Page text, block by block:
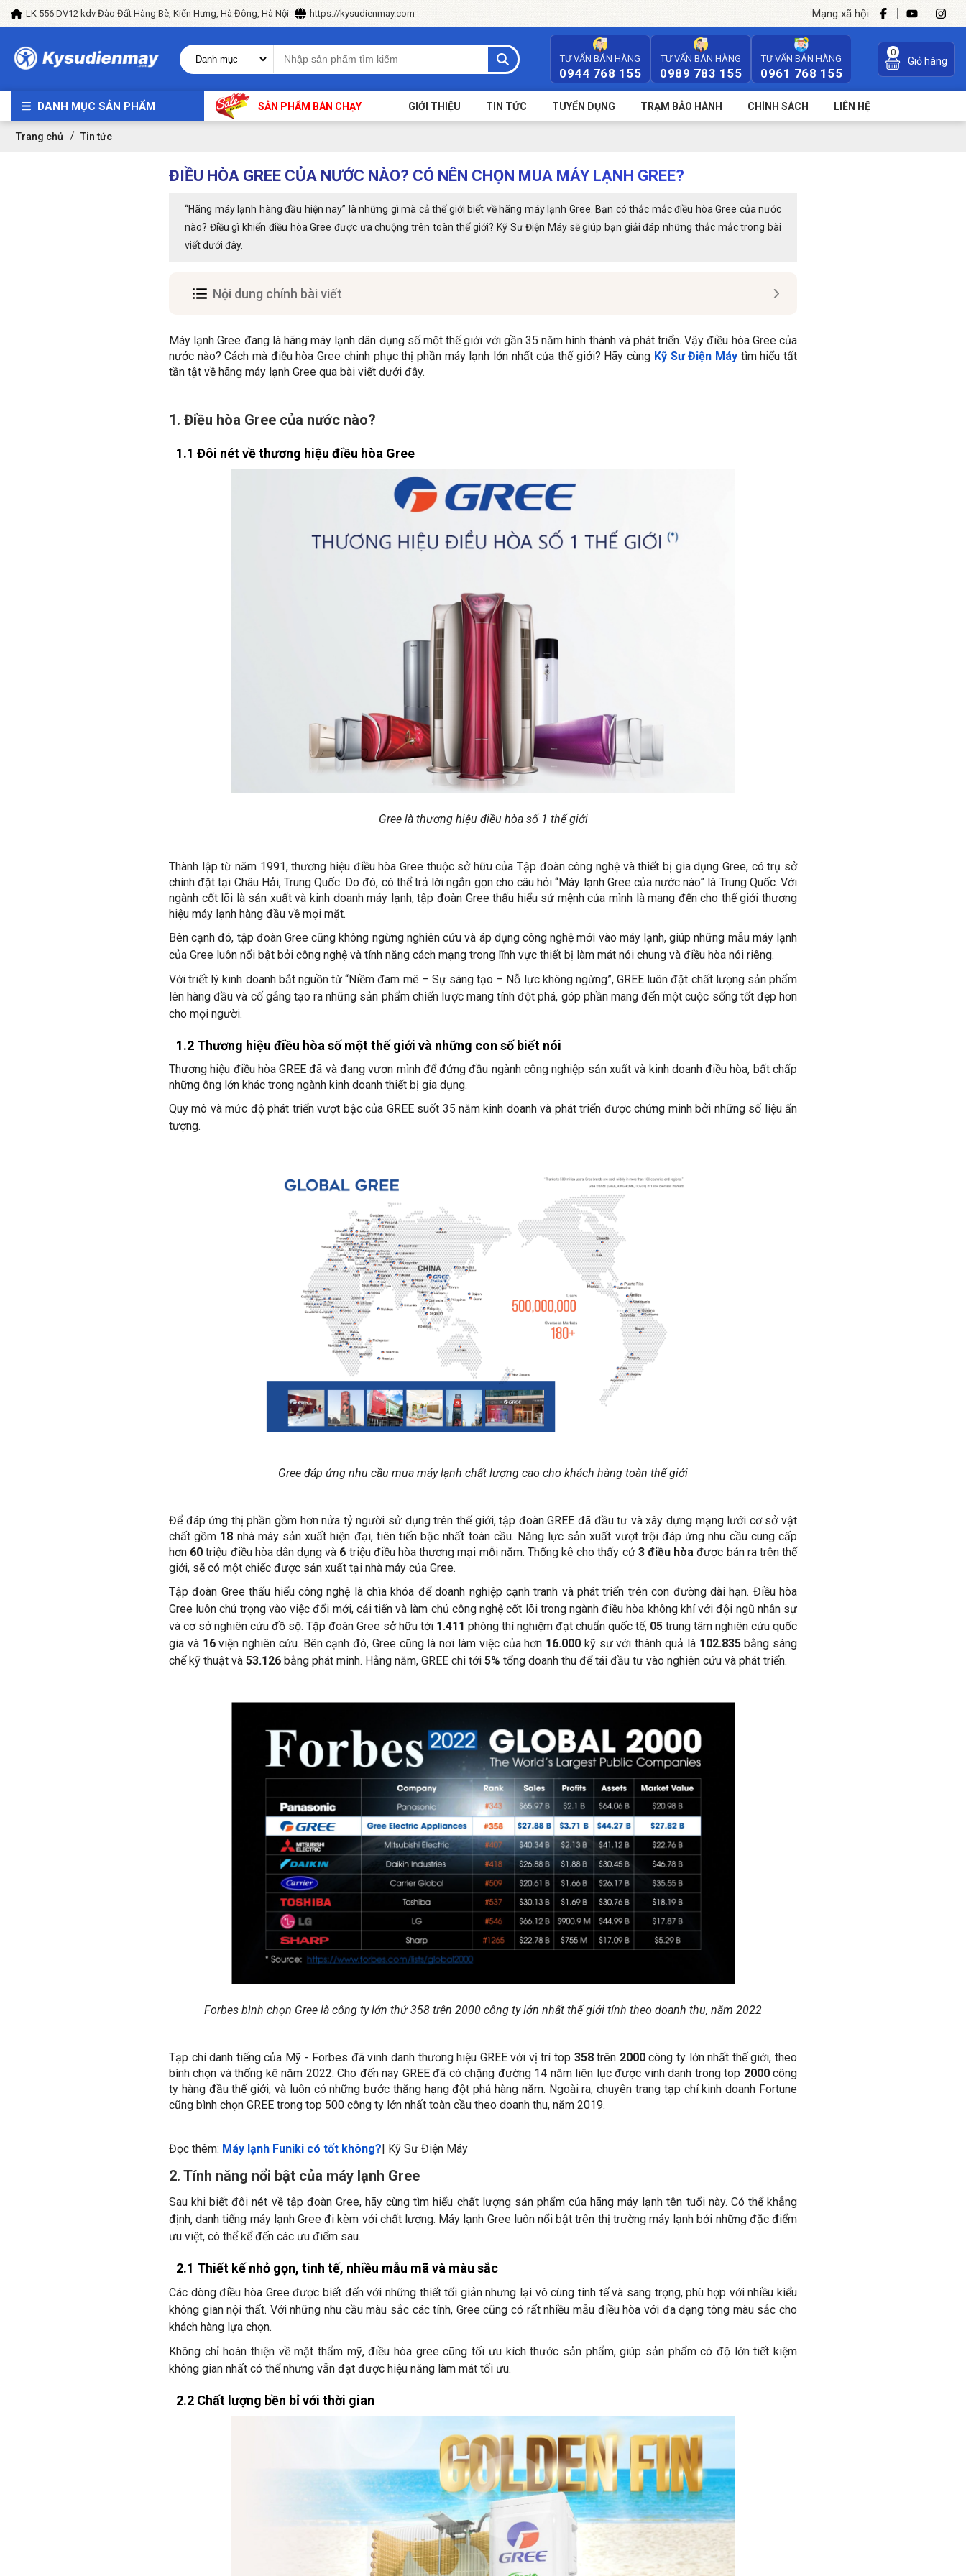
LK 556 DV12 kdv Đào Đất Hàng Bè, Kiến Hưng, Hà Đông, Hà Nội https://kysudienmay.com Mạng xã hội
TƯ VẤN BÁN HÀNG
0944 768 155
TƯ VẤN BÁN HÀNG
0989 783 155
TƯ VẤN BÁN HÀNG
0961 768 155
0
Giỏ hàng
DANH MỤC SẢN PHẨM SẢN PHẨM BÁN CHẠY GIỚI THIỆU TIN TỨC TUYỂN DỤNG TRẠM BẢO HÀNH CHÍNH SÁCH LIÊN HỆ
Trang chủ Tin tức
ĐIỀU HÒA GREE CỦA NƯỚC NÀO? CÓ NÊN CHỌN MUA MÁY LẠNH GREE?
“Hãng máy lạnh hàng đầu hiện nay” là những gì mà cả thế giới biết về hãng máy lạnh Gree. Bạn có thắc mắc điều hòa Gree của nước
nào? Điều gì khiến điều hòa Gree được ưa chuộng trên toàn thế giới? Kỹ Sư Điện Máy sẽ giúp bạn giải đáp những thắc mắc trong bài
viết dưới đây.
Nội dung chính bài viết
Máy lạnh Gree đang là hãng máy lạnh dân dụng số một thế giới với gần 35 năm hình thành và phát triển. Vậy điều hòa Gree của
nước nào? Cách mà điều hòa Gree chinh phục thị phần máy lạnh lớn nhất của thế giới? Hãy cùng Kỹ Sư Điện Máytìm hiểu tất
tần tật về hãng máy lạnh Gree qua bài viết dưới đây.
1. Điều hòa Gree của nước nào?
1.1 Đôi nét về thương hiệu điều hòa Gree
Gree là thương hiệu điều hòa số 1 thế giới
Thành lập từ năm 1991, thương hiệu điều hòa Gree thuộc sở hữu của Tập đoàn công nghệ và thiết bị gia dụng Gree, có trụ sở
chính đặt tại Châu Hải, Trung Quốc. Do đó, có thể trả lời ngắn gọn cho câu hỏi “Máy lạnh Gree của nước nào” là Trung Quốc. Với
ngành cốt lõi là sản xuất và kinh doanh máy lạnh, tập đoàn Gree thấu hiểu sứ mệnh của mình là mang đến cho thế giới thương
hiệu máy lạnh hàng đầu về mọi mặt.
Bên cạnh đó, tập đoàn Gree cũng không ngừng nghiên cứu và áp dụng công nghệ mới vào máy lạnh, giúp những mẫu máy lạnh
của Gree luôn nổi bật bởi công nghệ và tính năng cách mạng trong lĩnh vực thiết bị làm mát nói chung và điều hòa nói riêng.
Với triết lý kinh doanh bắt nguồn từ “Niềm đam mê – Sự sáng tạo – Nỗ lực không ngừng”, GREE luôn đặt chất lượng sản phẩm
lên hàng đầu và cố gắng tạo ra những sản phẩm chiến lược mang tính đột phá, góp phần mang đến một cuộc sống tốt đẹp hơn
cho mọi người.
1.2 Thương hiệu điều hòa số một thế giới và những con số biết nói
Thương hiệu điều hòa GREE đã và đang vươn mình để đứng đầu ngành công nghiệp sản xuất và kinh doanh điều hòa, bất chấp
những ông lớn khác trong ngành kinh doanh thiết bị gia dụng.
Quy mô và mức độ phát triển vượt bậc của GREE suốt 35 năm kinh doanh và phát triển được chứng minh bởi những số liệu ấn
tượng.
Gree đáp ứng nhu cầu mua máy lạnh chất lượng cao cho khách hàng toàn thế giới
Để đáp ứng thị phần gồm hơn nửa tỷ người sử dụng trên thế giới, tập đoàn GREE đã đầu tư và xây dựng mạng lưới cơ sở vật
chất gồm 18 nhà máy sản xuất hiện đại, tiên tiến bậc nhất toàn cầu. Năng lực sản xuất vượt trội đáp ứng nhu cầu cung cấp
hơn 60triệu điều hòa dân dụng và 6 triệu điều hòa thương mại mỗi năm. Thống kê cho thấy cứ 3 điều hòa được bán ra trên thế
giới, sẽ có một chiếc được sản xuất tại nhà máy của Gree.
Tập đoàn Gree thấu hiểu công nghệ là chìa khóa để doanh nghiệp cạnh tranh và phát triển trên con đường dài hạn. Điều hòa
Gree luôn chú trọng vào việc đổi mới, cải tiến và làm chủ công nghệ cốt lõi trong ngành điều hòa không khí với đội ngũ nhân sự
và cơ sở nghiên cứu đồ sộ. Tập đoàn Gree sở hữu tới 1.411 phòng thí nghiệm đạt chuẩn quốc tế, 05 trung tâm nghiên cứu quốc
gia và 16viện nghiên cứu. Bên cạnh đó, Gree cũng là nơi làm việc của hơn 16.000 kỹ sư với thành quả là 102.835bằng sáng
chế kỹ thuật và 53.126 bằng phát minh. Hằng năm, GREE chi tới 5% tổng doanh thu để tái đầu tư vào nghiên cứu và phát triển.
Forbes bình chọn Gree là công ty lớn thứ 358 trên 2000 công ty lớn nhất thế giới tính theo doanh thu, năm 2022
Tạp chí danh tiếng của Mỹ - Forbes đã vinh danh thương hiệu GREE với vị trí top 358trên 2000công ty lớn nhất thế giới, theo
bình chọn và thống kê năm 2022. Cho đến nay GREE đã có chặng đường 14 năm liên lục được vinh danh trong top 2000công
ty hàng đầu thế giới, và luôn có những bước thăng hạng đột phá hàng năm. Ngoài ra, chuyên trang tạp chí kinh doanh Fortune
cũng bình chọn GREE trong top 500 công ty lớn nhất toàn cầu theo doanh thu, năm 2019.
Đọc thêm: Máy lạnh Funiki có tốt không?| Kỹ Sư Điện Máy
2. Tính năng nổi bật của máy lạnh Gree
Sau khi biết đôi nét về tập đoàn Gree, hãy cùng tìm hiểu chất lượng sản phẩm của hãng máy lạnh tên tuổi này. Có thể khẳng
định, danh tiếng máy lạnh Gree đi kèm với chất lượng. Máy lạnh Gree luôn nổi bật trên thị trường máy lạnh bởi những đặc điểm
ưu việt, có thể kể đến các ưu điểm sau.
2.1 Thiết kế nhỏ gọn, tinh tế, nhiều mẫu mã và màu sắc
Các dòng điều hòa Gree được biết đến với những thiết tối giản nhưng lại vô cùng tinh tế và sang trọng, phù hợp với nhiều kiểu
không gian nội thất. Với những nhu cầu màu sắc các tính, Gree cũng có rất nhiều mẫu điều hòa với đa dạng tông màu sắc cho
khách hàng lựa chọn.
Không chỉ hoàn thiện về mặt thẩm mỹ, điều hòa gree cũng tối ưu kích thước sản phẩm, giúp sản phẩm có độ lớn tiết kiệm
không gian nhất có thể nhưng vẫn đạt được hiệu năng làm mát tối ưu.
2.2 Chất lượng bền bỉ với thời gian